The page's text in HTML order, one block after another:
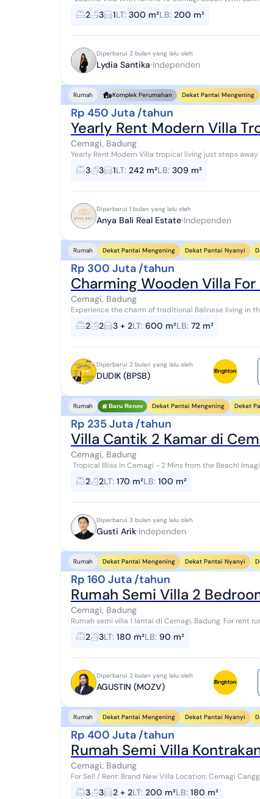
Just 10 Mins To Cemagi Beach, This Ne...
2 3 1LT: 300 m²LB: 200 m²
Diperbarui 2 bulan yang lalu oleh
Lydia Santika Independen
Rumah Komplek Perumahan Dekat Pantai Mengening
Rp 450 Juta /tahun
Yearly Rent Modern Villa
Cemagi, Badung
Yearly Rent Modern Villa tropical living just steps away from Cemagi beach
Cemagi This modern villa offers the ...
3 3 1LT: 242 m²LB: 309 m²
Diperbarui 1 bulan yang lalu oleh
Anya Bali Real Estate Independen
Rumah Dekat Pantai Mengening Dekat Pantai Nyanyi
Rp 300 Juta /tahun
Charming Wooden Villa For
Cemagi, Badung
Experience the charm of traditional Balinese living in
of Cemagi, Badung. Built with natur...
2 2 3 + 2LT: 600 m²LB: 72 m²
Diperbarui 2 bulan yang lalu oleh
DUDIK (BPSB)
Rumah Baru Renov Dekat Pantai Mengening Dekat
Rp 235 Juta /tahun
Villa Cantik 2 Kamar di
Cemagi, Badung
​ Tropical Bliss in Cemagi - 2 Mins from the Beach! ​Imagine waking up and strolling to the ocean in just two
minutes. This beautiful 2-bedro...
2 2LT: 170 m²LB: 100 m²
Diperbarui 3 bulan yang lalu oleh
Gusti Arik Independen
Rumah Dekat Pantai Mengening Dekat Pantai Nyanyi
Rp 160 Juta /tahun
Rumah Semi Villa 2
Cemagi, Badung
Rumah semi villa 1 lantai di Cemagi, Badung. For rent rumah di wilayah yang tenang dengan pemandangan
Lokasi di Pedesaan. Properti 1 lantai bergay...
2 3LT: 180 m²LB: 90 m²
Diperbarui 2 bulan yang lalu oleh
AGUSTIN (MOZV)
Rumah Dekat Pantai Mengening Dekat Pantai Nyanyi
Rp 400 Juta /tahun
Cemagi, Badung
For Sell / Rent: Brand New Villa Location: Cemagi Canggu bali 500 mtr to Beach Land Size:
Bedroom: 3 ( 2 bedroom with ensuite bathr...
3 3 2 + 2LT: 200 m²LB: 180 m²